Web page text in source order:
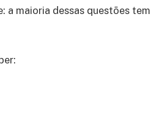
a maioria dessas questões tem